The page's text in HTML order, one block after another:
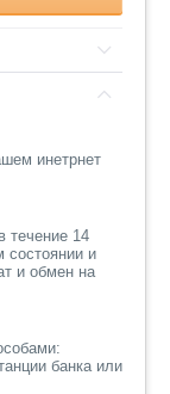
инетрнет
течение 14
состоянии и
и обмен на
банка или